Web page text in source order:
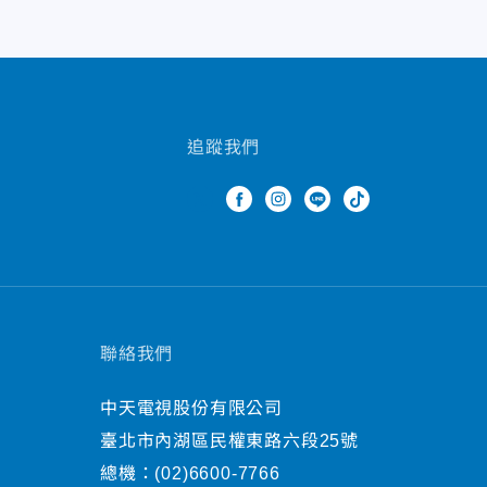
追蹤我們
聯絡我們
中天電視股份有限公司
臺北市內湖區民權東路六段25號
總機： (02)6600-7766